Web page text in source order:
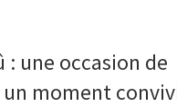
: une occasion de
un moment